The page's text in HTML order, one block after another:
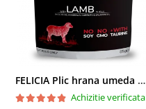
FELICIA Plic hrana umeda pentru pisici adulte, cu Miel, Set 12x85g
Achizitie verificata